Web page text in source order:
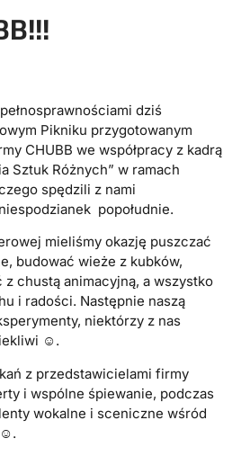
dziś
Pikniku przygotowanym
CHUBB we współpracy z kadrą
Sztuk Różnych” w ramach
spędzili z nami
popołudnie.
mieliśmy okazję puszczać
budować wieże z kubków,
chustą animacyjną, a wszystko
i radości. Następnie naszą
niektórzy z nas
☺.
z przedstawicielami firmy
i wspólne śpiewanie, podczas
wokalne i sceniczne wśród
☺.